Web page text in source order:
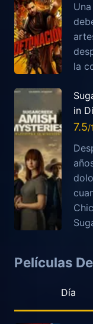
la
in
7.5
Películas
Día